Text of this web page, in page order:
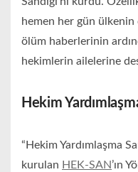
hemen her gün
ölüm haberlerinin
hekimlerin ailelerine
Hekim
“Hekim Yardımlaşma
kurulan HEK-SAN’ın